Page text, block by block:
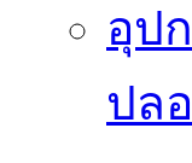
อุป
ปล